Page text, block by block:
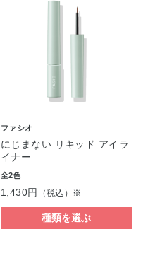
ファシオ
にじまない リキッド アイラ
イナー
全2色
1,430円 （税込）※
種類を選ぶ